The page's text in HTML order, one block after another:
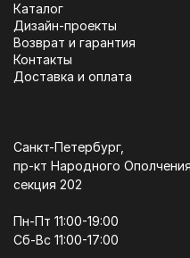
Каталог
Дизайн-проекты
Возврат и гарантия
Контакты
Доставка и оплата
Санкт-Петербург,
пр-кт Народного
секция 202
Пн-Пт 11:00-19:00
Сб-Вс 11:00-17:00